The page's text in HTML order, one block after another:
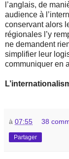
l’anglais, de
audience à
conservant alors
régionales l’y
ne demandent
simplifier leur
communiquer en
à 07:55 38
Partager